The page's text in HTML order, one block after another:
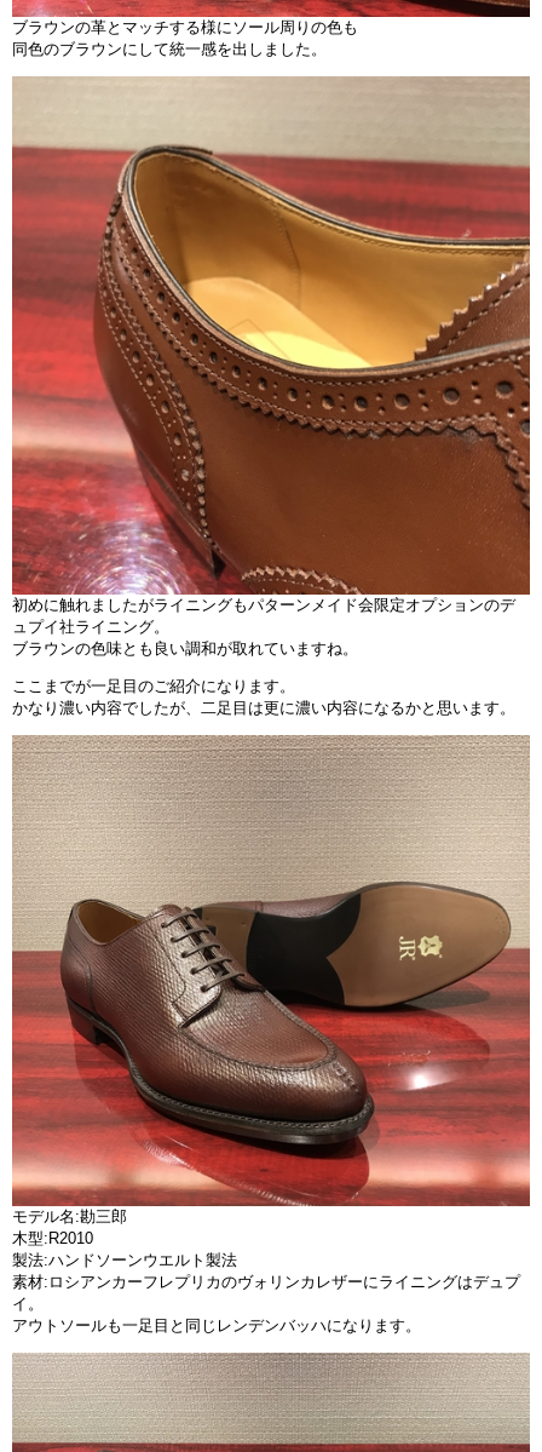
ブラウンの革とマッチする様にソール周りの色も
同色のブラウンにして統一感を出しました。
初めに触れましたがライニングもパターンメイド会限定オプションのデ
ュプイ社ライニング。
ブラウンの色味とも良い調和が取れていますね。
ここまでが一足目のご紹介になります。
かなり濃い内容でしたが、二足目は更に濃い内容になるかと思います。
モデル名:勘三郎
木型:R2010
製法:ハンドソーンウエルト製法
素材:ロシアンカーフレプリカのヴォリンカレザーにライニングはデュプ
イ。
アウトソールも一足目と同じレンデンバッハになります。